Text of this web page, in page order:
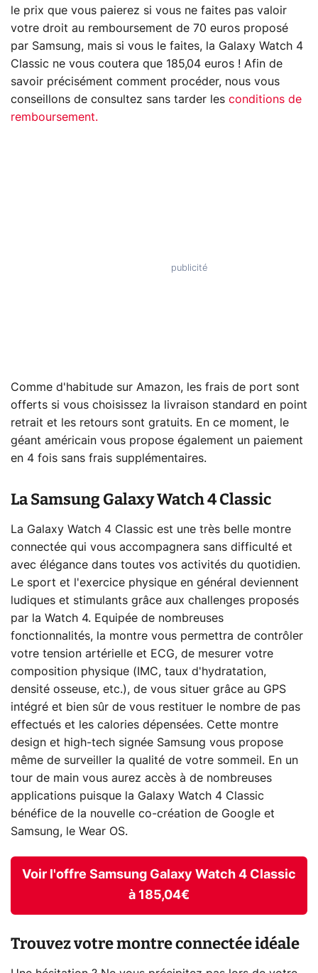
le prix que vous paierez si vous ne faites pas valoir
votre droit au remboursement de 70 euros proposé
par Samsung, mais si vous le faites, la Galaxy Watch 4
Classic ne vous coutera que 185,04 euros ! Afin de
savoir précisément comment procéder, nous vous
conseillons de consultez sans tarder les conditions de
remboursement.
Comme d'habitude sur Amazon, les frais de port sont
offerts si vous choisissez la livraison standard en point
retrait et les retours sont gratuits. En ce moment, le
géant américain vous propose également un paiement
en 4 fois sans frais supplémentaires.
La Samsung Galaxy Watch 4 Classic
La Galaxy Watch 4 Classic est une très belle montre
connectée qui vous accompagnera sans difficulté et
avec élégance dans toutes vos activités du quotidien.
Le sport et l'exercice physique en général deviennent
ludiques et stimulants grâce aux challenges proposés
par la Watch 4. Equipée de nombreuses
fonctionnalités, la montre vous permettra de contrôler
votre tension artérielle et ECG, de mesurer votre
composition physique (IMC, taux d'hydratation,
densité osseuse, etc.), de vous situer grâce au GPS
intégré et bien sûr de vous restituer le nombre de pas
effectués et les calories dépensées. Cette montre
design et high-tech signée Samsung vous propose
même de surveiller la qualité de votre sommeil. En un
tour de main vous aurez accès à de nombreuses
applications puisque la Galaxy Watch 4 Classic
bénéfice de la nouvelle co-création de Google et
Samsung, le Wear OS.
Voir l'offre Samsung Galaxy Watch 4 Classic
à 185,04€
Trouvez votre montre connectée idéale